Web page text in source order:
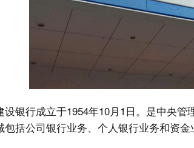
设银行成立于1954年10月1日。是中央
括公司银行业务、个人银行业务和资金